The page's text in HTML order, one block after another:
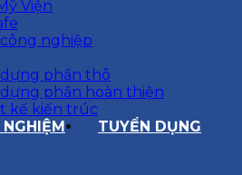
Viện
nghiệp
dựng phần thô
dựng phần hoàn thiện
kế kiến trúc
TUYỂN DỤNG